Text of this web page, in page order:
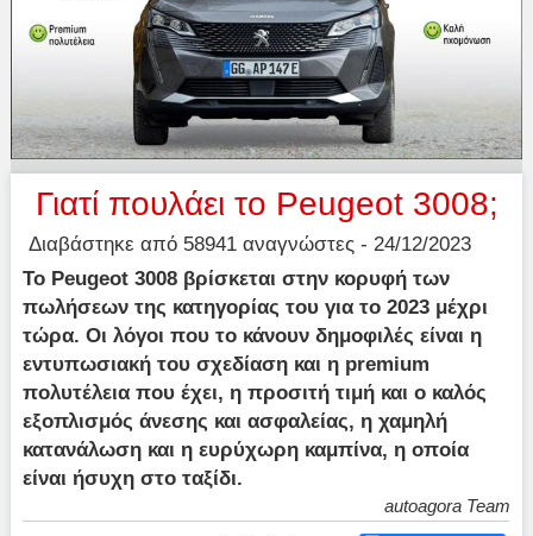
Γιατί πουλάει το Peugeot 3008;
Διαβάστηκε από 58941 αναγνώστες - 24/12/2023
Το Peugeot 3008 βρίσκεται στην κορυφή των
πωλήσεων της κατηγορίας του για το 2023 μέχρι
τώρα. Οι λόγοι που το κάνουν δημοφιλές είναι η
εντυπωσιακή του σχεδίαση και η premium
πολυτέλεια που έχει, η προσιτή τιμή και ο καλός
εξοπλισμός άνεσης και ασφαλείας, η χαμηλή
κατανάλωση και η ευρύχωρη καμπίνα, η οποία
είναι ήσυχη στο ταξίδι.
autoagora Team